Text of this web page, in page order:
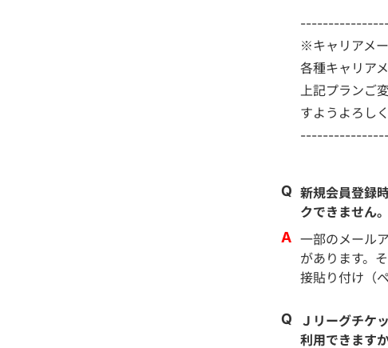
※キャリアメ
各種キャリア
上記プランご
すようよろし
新規会員登録
クできません。
一部のメール
があります。
接貼り付け（
Ｊリーグチケ
利用できます